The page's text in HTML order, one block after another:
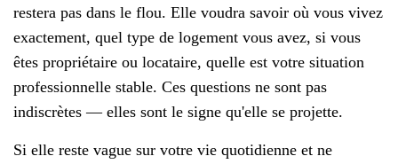
restera pas dans le flou. Elle voudra savoir où vous vivez
exactement, quel type de logement vous avez, si vous
êtes propriétaire ou locataire, quelle est votre situation
professionnelle stable. Ces questions ne sont pas
indiscrètes — elles sont le signe qu'elle se projette.
Si elle reste vague sur votre vie quotidienne et ne